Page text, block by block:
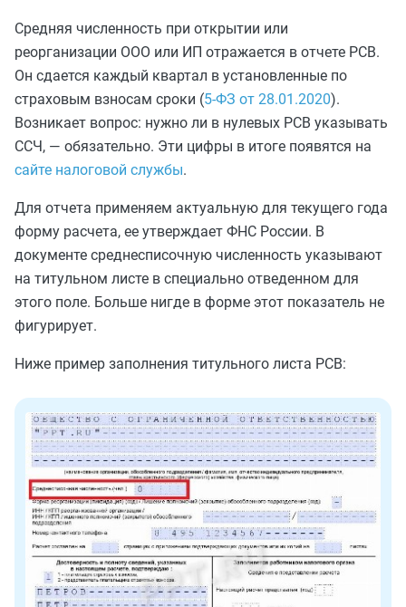
Средняя численность при открытии или
реорганизации ООО или ИП отражается в отчете РСВ.
Он сдается каждый квартал в установленные по
страховым взносам сроки (5-ФЗ от 28.01.2020).
Возникает вопрос: нужно ли в нулевых РСВ указывать
ССЧ, — обязательно. Эти цифры в итоге появятся на
сайте налоговой службы.
Для отчета применяем актуальную для текущего года
форму расчета, ее утверждает ФНС России. В
документе среднесписочную численность указывают
на титульном листе в специально отведенном для
этого поле. Больше нигде в форме этот показатель не
фигурирует.
Ниже пример заполнения титульного листа РСВ: